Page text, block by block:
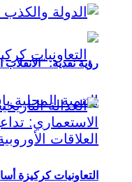
التعاونيات كركيزة
رؤية نقدية: